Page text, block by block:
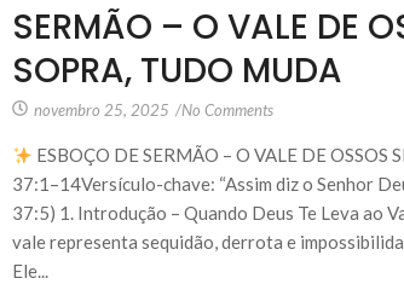
SERMÃO – O VALE DE
SOPRA, TUDO MUDA
novembro 25, 2025 /No Comments
ESBOÇO DE SERMÃO – O VALE DE
37:1–14Versículo-chave: “Assim diz o Senhor
37:5) 1. Introdução – Quando Deus Te Leva ao
vale representa sequidão, derrota e
Ele...